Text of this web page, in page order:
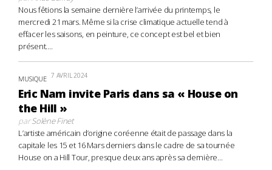
Nous fêtions la semaine dernière l’arrivée du printemps, le
mercredi 21 mars. Même si la crise climatique actuelle tend à
effacer les saisons, en peinture, ce concept est bel et bien
présent....
MUSIQUE 7 AVRIL 2024
Eric Nam invite Paris dans sa « House on
the Hill »
parSolène Finet
L’artiste américain d’origine coréenne était de passage dans la
capitale les 15 et 16 Mars derniers dans le cadre de sa tournée
House on a Hill Tour, presque deux ans après sa dernière...